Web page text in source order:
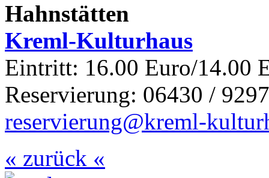
Hahnstätten
Kreml-Kulturhaus
Eintritt: 16.00 Euro/14.00
Reservierung: 06430 /
reservierung@kreml-
« zurück «